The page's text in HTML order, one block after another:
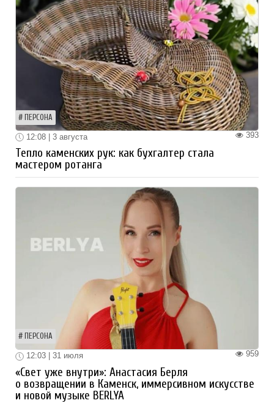
ПЕРСОНА
393
12:08 | 3 августа
Тепло каменских рук: как бухгалтер стала
мастером ротанга
ПЕРСОНА
959
12:03 | 31 июля
«Свет уже внутри»: Анастасия Берля
о возвращении в Каменск, иммерсивном искусстве
и новой музыке BERLYA